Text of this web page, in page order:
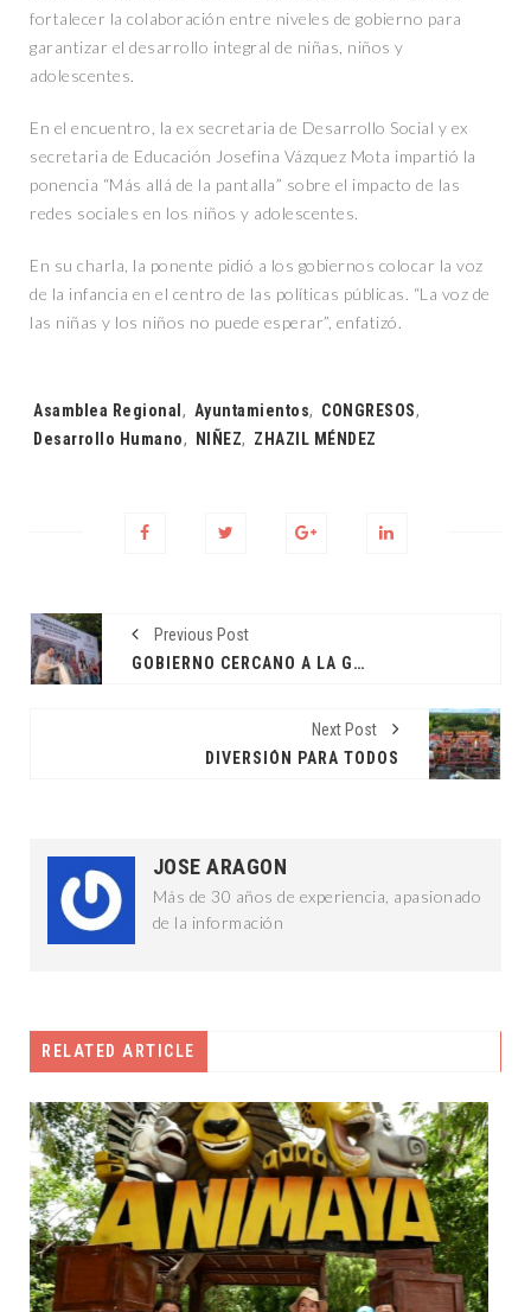
fortalecer la colaboración entre niveles de gobierno para
garantizar el desarrollo integral de niñas, niños y
adolescentes.
En el encuentro, la ex secretaria de Desarrollo Social y ex
secretaria de Educación Josefina Vázquez Mota impartió la
ponencia “Más allá de la pantalla” sobre el impacto de las
redes sociales en los niños y adolescentes.
En su charla, la ponente pidió a los gobiernos colocar la voz
de la infancia en el centro de las políticas públicas. “La voz de
las niñas y los niños no puede esperar”, enfatizó.
Tags:
Asamblea Regional , Ayuntamientos, CONGRESOS,
Desarrollo Humano, NIÑEZ, ZHAZIL MÉNDEZ
Previous Post
GOBIERNO CERCANO A LA GENTE
Next Post
DIVERSIÓN PARA TODOS
JOSE ARAGON
Más de 30 años de experiencia, apasionado
de la información
RELATED ARTICLE
DESTACADAS
28 abril, 2026
CELEBRAN DÍA DE LA NIÑEZ EN EL
CERESO